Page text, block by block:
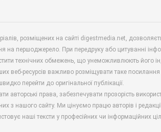
розміщених на сайті digestmedia.net,
на першоджерело. При передруку або цитуванні
технічних обмежень, що унеможливлюють його
веб-ресурсів важливо розміщувати таке
перейти до оригінальної публікації.
авторські права, забезпечувати прозорість
з нашого сайту. Ми цінуємо працю авторів і
наші тексти у професійних чи інформаційних